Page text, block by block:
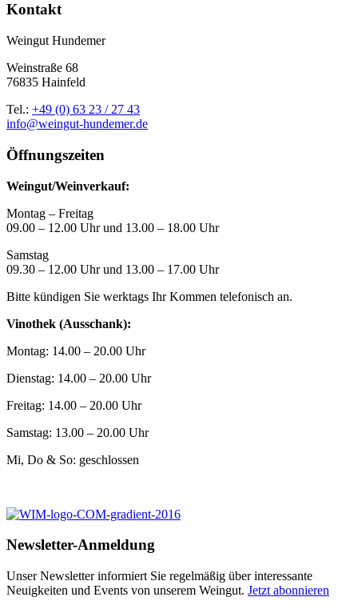
Kontakt
Weingut Hundemer
Weinstraße 68
76835 Hainfeld
Tel.: +49 (0) 63 23 / 27 43
info@weingut-hundemer.de
Öffnungszeiten
Weingut/Weinverkauf:
Montag – Freitag
09.00 – 12.00 Uhr und 13.00 – 18.00 Uhr
Samstag
09.30 – 12.00 Uhr und 13.00 – 17.00 Uhr
Bitte kündigen Sie werktags Ihr Kommen telefonisch an.
Vinothek (Ausschank):
Montag: 14.00 – 20.00 Uhr
Dienstag: 14.00 – 20.00 Uhr
Freitag: 14.00 – 20.00 Uhr
Samstag: 13.00 – 20.00 Uhr
Mi, Do & So: geschlossen
Newsletter-Anmeldung
Unser Newsletter informiert Sie regelmäßig über interessante
Neuigkeiten und Events von unserem Weingut. Jetzt abonnieren